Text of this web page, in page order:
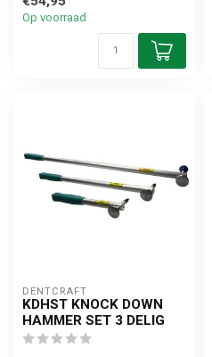
Op voorraad
DENTCRAFT
KDHST KNOCK DOWN
HAMMER SET 3 DELIG